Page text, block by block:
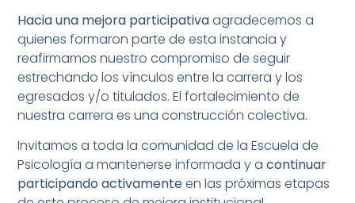
Hacia una mejora participativaagradecemos a
quienes formaron parte de esta instancia y
reafirmamos nuestro compromiso de seguir
estrechando los vínculos entre la carrera y los
egresados y/o titulados. El fortalecimiento de
nuestra carrera es una construcción colectiva.
Invitamos a toda la comunidad de la Escuela de
Psicología a mantenerse informada y acontinuar
participando activamenteen las próximas etapas